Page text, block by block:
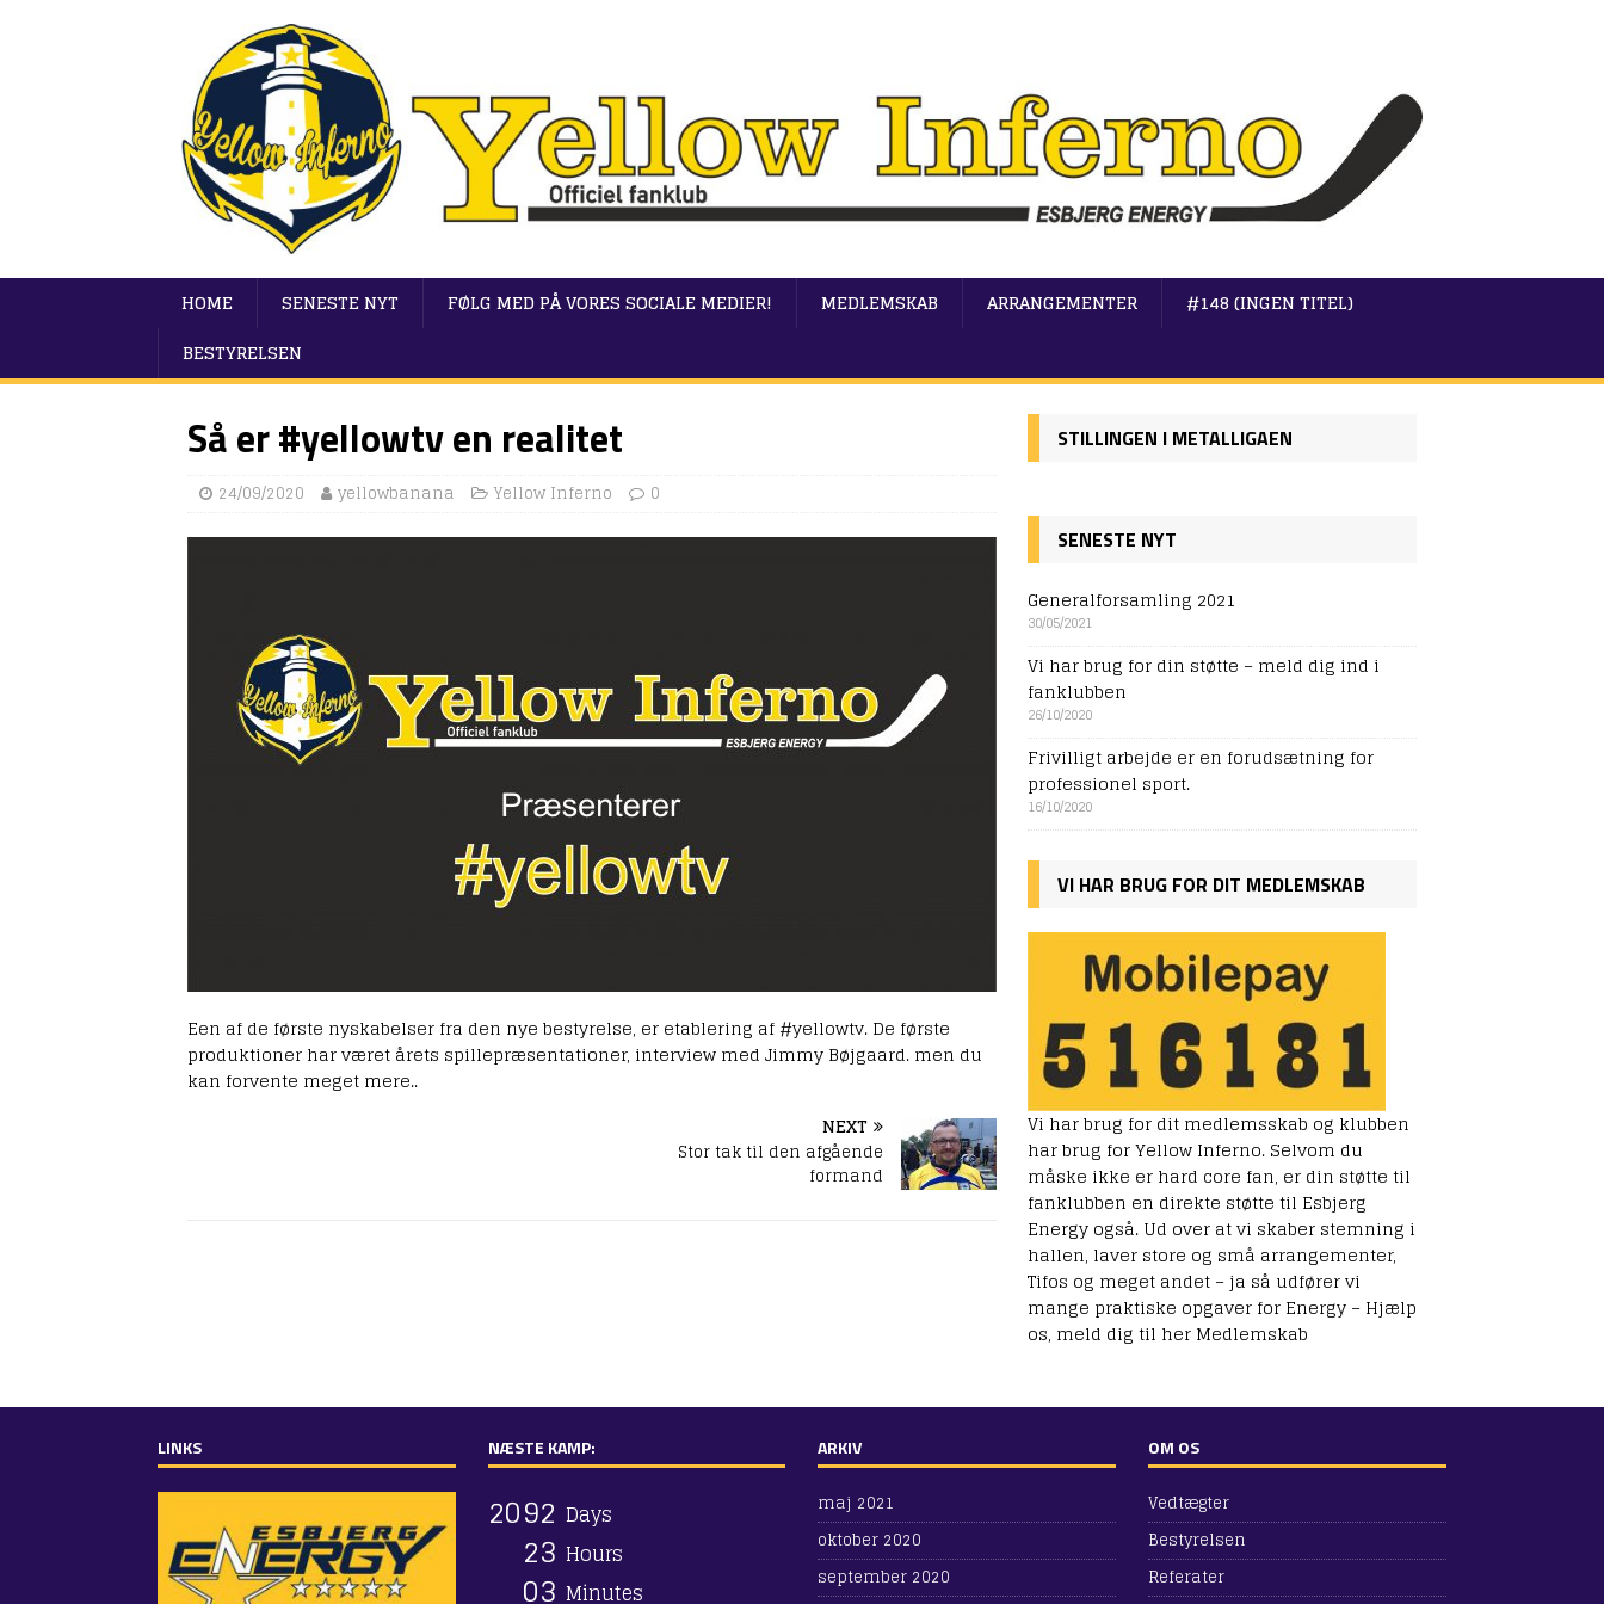
HOME SENESTE NYT FØLG MED PÅ VORES SOCIALE MEDIER! MEDLEMSKAB ARRANGEMENTER
#148 (INGEN TITEL)
BESTYRELSEN
Så er #yellowtv en realitet
24/09/2020 yellowbanana Yellow Inferno 0
Een af de første nyskabelser fra den nye bestyrelse, er etablering af #yellowtv. De første
produktioner har været årets spillepræsentationer, interview med Jimmy Bøjgaard. men du
kan forvente meget mere..
NEXT
Stor tak til den afgående
formand
STILLINGEN I METALLIGAEN
SENESTE NYT
Generalforsamling 2021
30/05/2021
Vi har brug for din støtte – meld dig ind i
fanklubben
26/10/2020
Frivilligt arbejde er en forudsætning for
professionel sport.
16/10/2020
VI HAR BRUG FOR DIT MEDLEMSKAB
Vi har brug for dit medlemsskab og klubben
har brug for Yellow Inferno. Selvom du
måske ikke er hard core fan, er din støtte til
fanklubben en direkte støtte til Esbjerg
Energy også. Ud over at vi skaber stemning i
hallen, laver store og små arrangementer,
Tifos og meget andet – ja så udfører vi
mange praktiske opgaver for Energy – Hjælp
os, meld dig til her Medlemskab
LINKS NÆSTE KAMP:
2092 Days
23 Hours
03 Minutes
ARKIV
maj 2021
oktober 2020
september 2020
OM OS
Vedtægter
Bestyrelsen
Referater